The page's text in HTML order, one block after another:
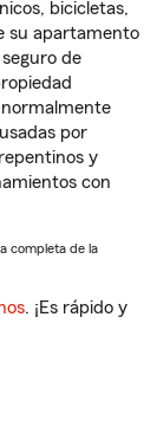
bicicletas,
su apartamento
de
normalmente
por
y
con
completa de la
. ¡Es rápido y